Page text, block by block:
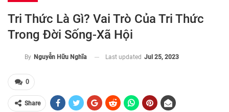
Tri Thức Là Gì? Vai Trò Của Tri Thức
Trong Đời Sống-Xã Hội
By Nguyễn Hữu Nghĩa Last updated Jul 25, 2023
0
Share